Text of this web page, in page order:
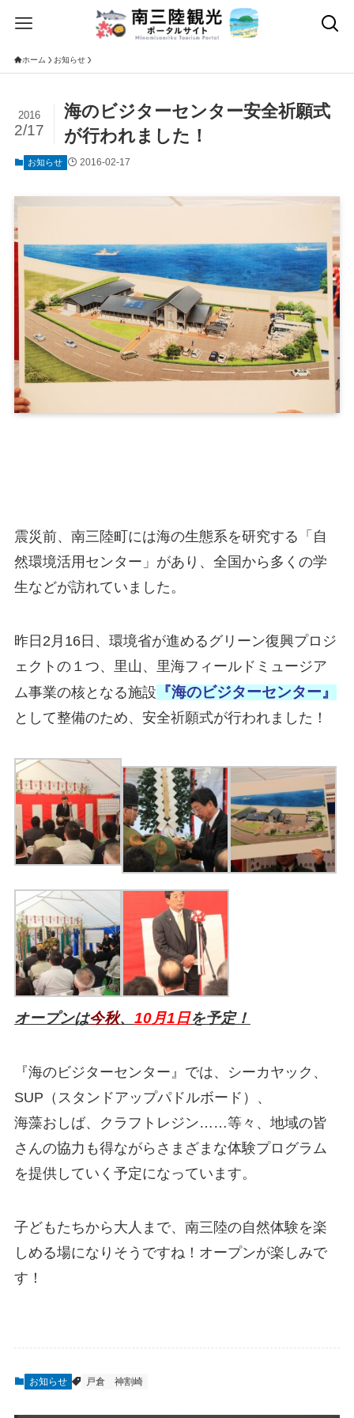
ホーム お知らせ
海のビジターセンター安全祈願式
が行われました！
2016
2/17
お知らせ 2016-02-17
震災前、南三陸町には海の生態系を研究する「自
然環境活用センター」があり、全国から多くの学
生などが訪れていました。
昨日2月16日、環境省が進めるグリーン復興プロジ
ェクトの１つ、里山、里海フィールドミュージア
ム事業の核となる施設 『海のビジターセンター』
として整備のため、安全祈願式が行われました！
オープンは今秋、 10月1日を予定！
『海のビジターセンター』では、シーカヤック、
SUP（スタンドアップパドルボード）、
海藻おしば、クラフトレジン……等々、地域の皆
さんの協力も得ながらさまざまな体験プログラム
を提供していく予定になっています。
子どもたちから大人まで、南三陸の自然体験を楽
しめる場になりそうですね！オープンが楽しみで
す！
お知らせ 戸倉 神割崎